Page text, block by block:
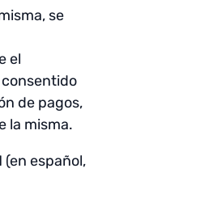
se
el
de pagos,
la misma.
(en español,